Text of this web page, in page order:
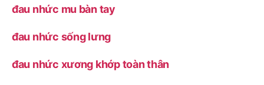
đau nhức mu bàn tay
đau nhức sống lưng
đau nhức xương khớp toàn thân